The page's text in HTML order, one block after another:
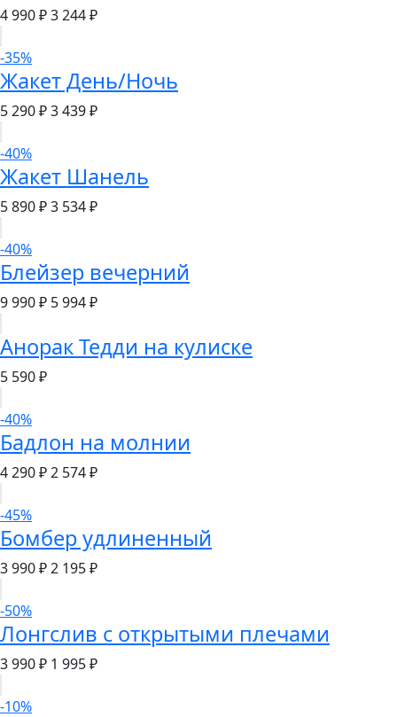
4 990 ₽3 244 ₽
-35%
Жакет День/Ночь
5 290 ₽3 439 ₽
-40%
Жакет Шанель
5 890 ₽3 534 ₽
-40%
Блейзер вечерний
9 990 ₽ 5 994 ₽
Анорак Тедди на кулиске
5 590 ₽
-40%
Бадлон на молнии
4 290 ₽2 574 ₽
-45%
Бомбер удлиненный
3 990 ₽2 195 ₽
-50%
Лонгслив с открытыми плечами
3 990 ₽ 1 995 ₽
-10%